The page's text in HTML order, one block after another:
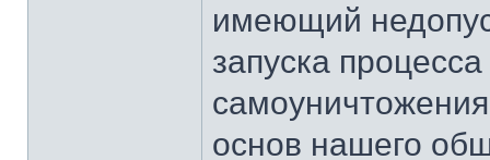
имеющий
запуска
основ нашего